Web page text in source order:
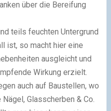
über die Bereifung
teils feuchten Untergrund
ist, so macht hier eine
ausgleicht und
Wirkung erzielt.
auch auf Baustellen, wo
Glasscherben & Co.